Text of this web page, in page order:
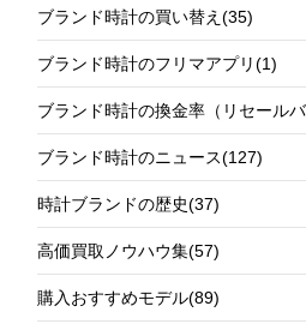
ブランド時計の買い替え(35)
ブランド時計のフリマアプリ(1)
ブランド時計の換金率（リセール
ブランド時計のニュース(127)
時計ブランドの歴史(37)
高価買取ノウハウ集(57)
購入おすすめモデル(89)